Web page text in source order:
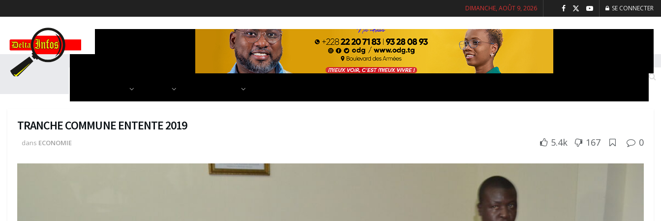
DIMANCHE, AOÛT 9, 2026 SE CONNECTER
ECONOMIE FINANCE DÉVELOPPEMENT EDUCATION INTERVIEWS SANTE
TRANCHE COMMUNE ENTENTE 2019
dans ECONOMIE 5.4k 167 0